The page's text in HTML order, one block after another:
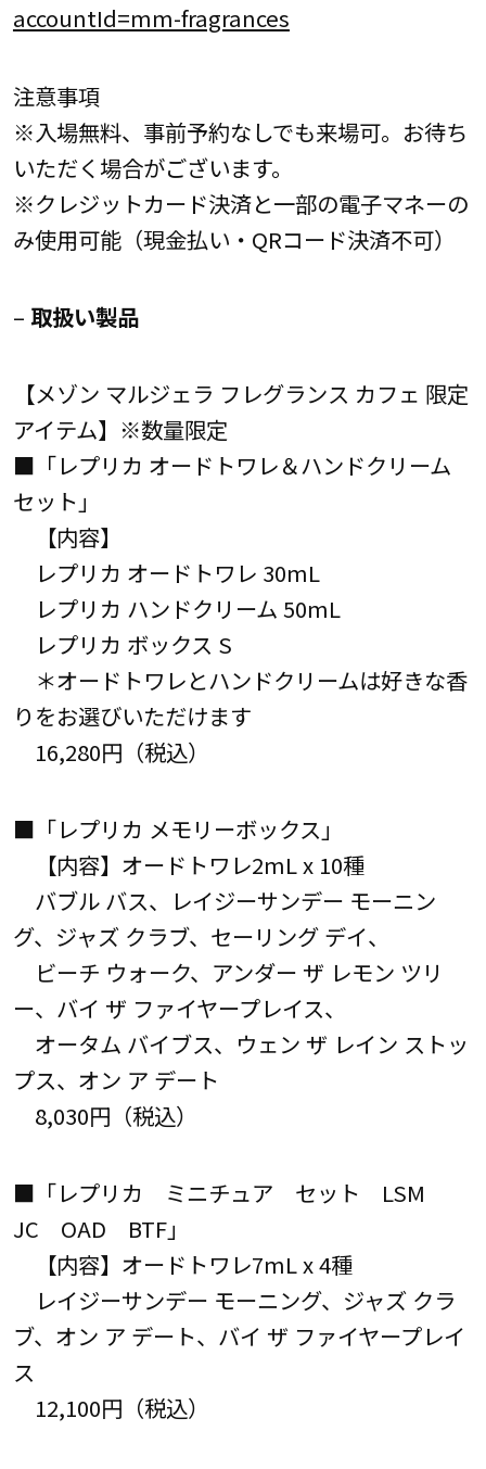
accountId=mm-fragrances
注意事項
※入場無料、事前予約なしでも来場可。お待ち
いただく場合がございます。
※クレジットカード決済と一部の電子マネーの
み使用可能（現金払い・QRコード決済不可）
– 取扱い製品
【メゾン マルジェラ フレグランス カフェ 限定
アイテム】※数量限定
■「レプリカ オードトワレ＆ハンドクリーム
セット」
【内容】
レプリカ オードトワレ 30mL
レプリカ ハンドクリーム 50mL
レプリカ ボックス S
＊オードトワレとハンドクリームは好きな香
りをお選びいただけます
16,280円（税込）
■「レプリカ メモリーボックス」
【内容】オードトワレ2mL x 10種
バブル バス、レイジーサンデー モーニン
グ、ジャズ クラブ、セーリング デイ、
ビーチ ウォーク、アンダー ザ レモン ツリ
ー、バイ ザ ファイヤープレイス、
オータム バイブス、ウェン ザ レイン ストッ
プス、オン ア デート
8,030円（税込）
■「レプリカ ミニチュア セット LSM
JC OAD BTF」
【内容】オードトワレ7mL x 4種
レイジーサンデー モーニング、ジャズ クラ
ブ、オン ア デート、バイ ザ ファイヤープレイ
ス
12,100円（税込）